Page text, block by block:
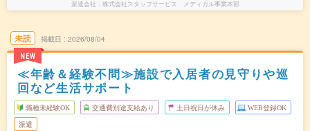
派遣会社 株式会社スタッフサービス メディカル事業本部
未読
NEW
掲載日 2026/08/04
≪年齢＆経験不問≫施設で入居者の見守りや巡
回など生活サポート
職種未経験OK 交通費別途支給あり 土日祝日が休み WEB登録OK
派遣